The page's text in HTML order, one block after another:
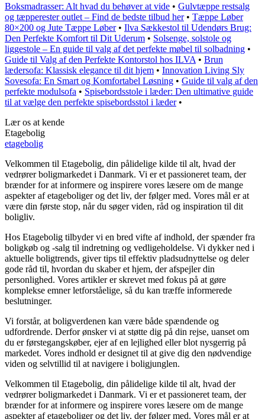
Boksmadrasser: Alt hvad du behøver at vide • Gulvtæppe restsalg
og tæpperester outlet – Find de bedste tilbud her• Tæppe Løber
80×200 og Jute Tæppe Løber• Ilva Sækkestol til Udendørs Brug:
Den Perfekte Komfort til Dit Uderum • Solsenge, solstole og
liggestole – En guide til valg af det perfekte møbel til solbadning •
Guide til Valg af den Perfekte Kontorstol hos ILVA • Brun
lædersofa: Klassisk elegance til dit hjem • Innovation Living Sly
Sovesofa: En Smart og Komfortabel Løsning • Guide til valg af den
perfekte modulsofa • Spisebordsstole i læder: Den ultimative guide
til at vælge den perfekte spisebordsstol i læder•
Lær os at kende
Etagebolig
etagebolig
Velkommen til Etagebolig, din pålidelige kilde til alt, hvad der
vedrører boligmarkedet i Danmark. Vi er et passioneret team, der
brænder for at informere og inspirere vores læsere om de mange
aspekter af etageboliger og det liv, der følger med. Vores mål er at
være din første stop, når du søger viden, råd og inspiration til dit
boligliv.
Hos Etagebolig tilbyder vi en bred vifte af indhold, der spænder fra
boligkøb og -salg til indretning og vedligeholdelse. Vi dykker ned i
aktuelle boligtrends, giver tips til effektiv pladsudnyttelse og deler
gode råd til, hvordan du skaber et hjem, der afspejler din
personlighed. Vores artikler er skrevet med fokus på at gøre
komplekse emner letforståelige, så du kan træffe informerede
beslutninger.
Vi forstår, at boligverdenen kan være både spændende og
udfordrende. Derfor ønsker vi at støtte dig på din rejse, uanset om
du er førstegangskøber, ejer af en lejlighed eller blot nysgerrig på
markedet. Vores indhold er designet til at give dig den nødvendige
viden og selvtillid til at navigere i boligjunglen.
Velkommen til Etagebolig, din pålidelige kilde til alt, hvad der
vedrører boligmarkedet i Danmark. Vi er et passioneret team, der
brænder for at informere og inspirere vores læsere om de mange
aspekter af etageboliger og det liv, der følger med. Vores mål er at